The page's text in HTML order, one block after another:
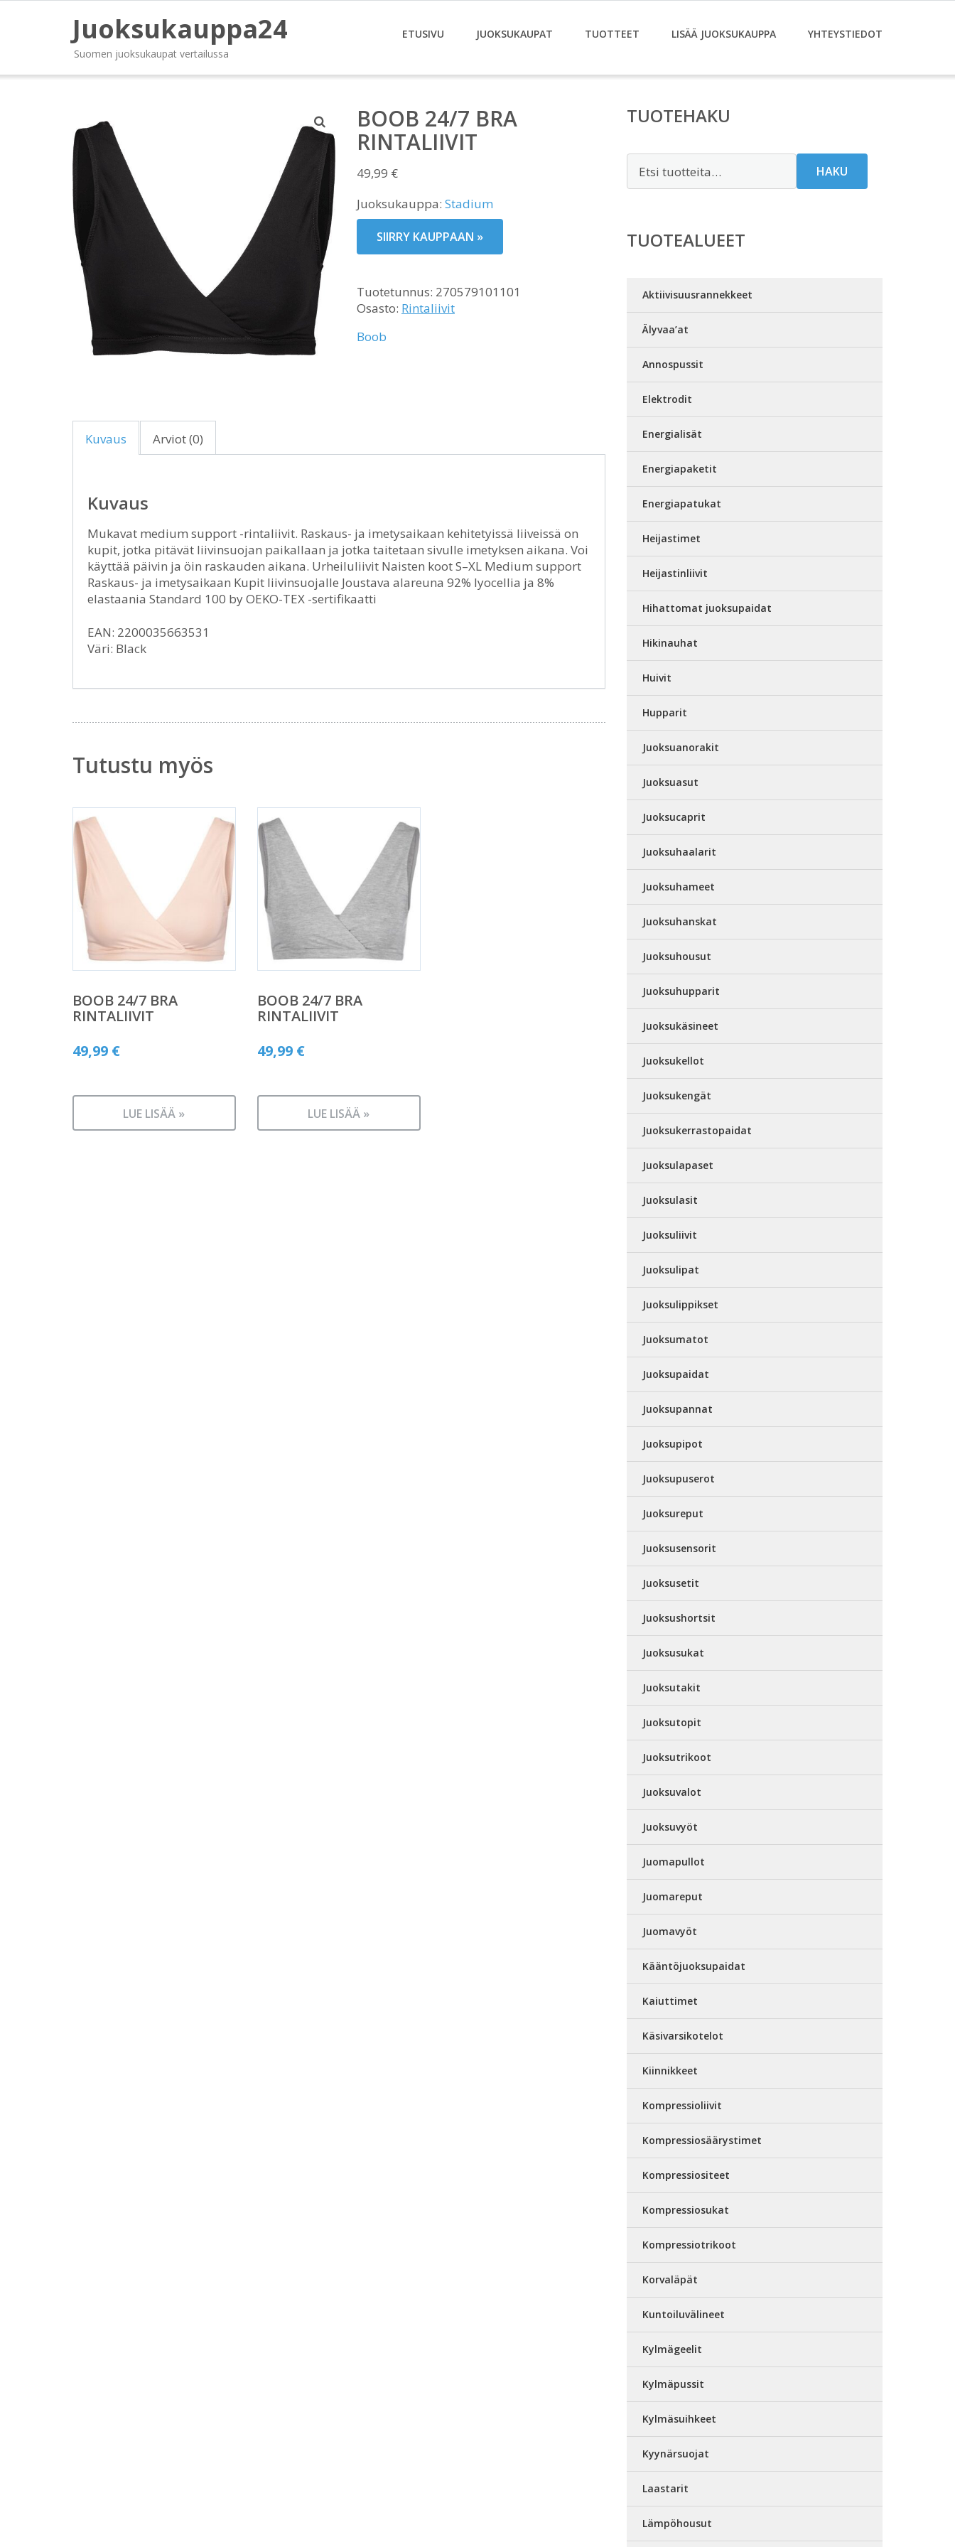
Juoksukauppa24
Suomen juoksukaupat vertailussa
ETUSIVU JUOKSUKAUPAT TUOTTEET LISÄÄ JUOKSUKAUPPA YHTEYSTIEDOT
BOOB 24/7 BRA
RINTALIIVIT
49,99 €
Juoksukauppa: Stadium
SIIRRY KAUPPAAN »
Tuotetunnus: 270579101101
Osasto: Rintaliivit
Boob
Kuvaus Arviot (0)
Kuvaus
Mukavat medium support -rintaliivit. Raskaus- ja imetysaikaan kehitetyissä liiveissä on
kupit, jotka pitävät liivinsuojan paikallaan ja jotka taitetaan sivulle imetyksen aikana. Voi
käyttää päivin ja öin raskauden aikana. Urheiluliivit Naisten koot S–XL Medium support
Raskaus- ja imetysaikaan Kupit liivinsuojalle Joustava alareuna 92% lyocellia ja 8%
elastaania Standard 100 by OEKO-TEX -sertifikaatti
EAN: 2200035663531
Väri: Black
Tutustu myös
BOOB 24/7 BRA
RINTALIIVIT
49,99 €
LUE LISÄÄ »
BOOB 24/7 BRA
RINTALIIVIT
49,99 €
LUE LISÄÄ »
TUOTEHAKU
HAKU
TUOTEALUEET
Aktiivisuusrannekkeet
Älyvaa’at
Annospussit
Elektrodit
Energialisät
Energiapaketit
Energiapatukat
Heijastimet
Heijastinliivit
Hihattomat juoksupaidat
Hikinauhat
Huivit
Hupparit
Juoksuanorakit
Juoksuasut
Juoksucaprit
Juoksuhaalarit
Juoksuhameet
Juoksuhanskat
Juoksuhousut
Juoksuhupparit
Juoksukäsineet
Juoksukellot
Juoksukengät
Juoksukerrastopaidat
Juoksulapaset
Juoksulasit
Juoksuliivit
Juoksulipat
Juoksulippikset
Juoksumatot
Juoksupaidat
Juoksupannat
Juoksupipot
Juoksupuserot
Juoksureput
Juoksusensorit
Juoksusetit
Juoksushortsit
Juoksusukat
Juoksutakit
Juoksutopit
Juoksutrikoot
Juoksuvalot
Juoksuvyöt
Juomapullot
Juomareput
Juomavyöt
Kääntöjuoksupaidat
Kaiuttimet
Käsivarsikotelot
Kiinnikkeet
Kompressioliivit
Kompressiosäärystimet
Kompressiositeet
Kompressiosukat
Kompressiotrikoot
Korvaläpät
Kuntoiluvälineet
Kylmägeelit
Kylmäpussit
Kylmäsuihkeet
Kyynärsuojat
Laastarit
Lämpöhousut